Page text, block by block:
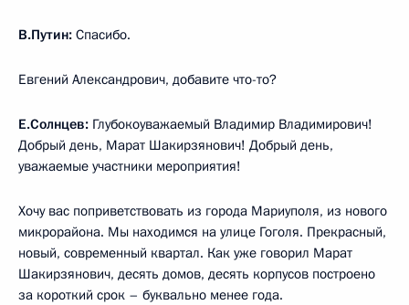
В.Путин: Спасибо.
Евгений Александрович, добавите что-то?
Е.Солнцев: Глубокоуважаемый Владимир Владимирович!
Добрый день, Марат Шакирзянович! Добрый день,
уважаемые участники мероприятия!
Хочу вас поприветствовать из города Мариуполя, из нового
микрорайона. Мы находимся на улице Гоголя. Прекрасный,
новый, современный квартал. Как уже говорил Марат
Шакирзянович, десять домов, десять корпусов построено
за короткий срок – буквально менее года.